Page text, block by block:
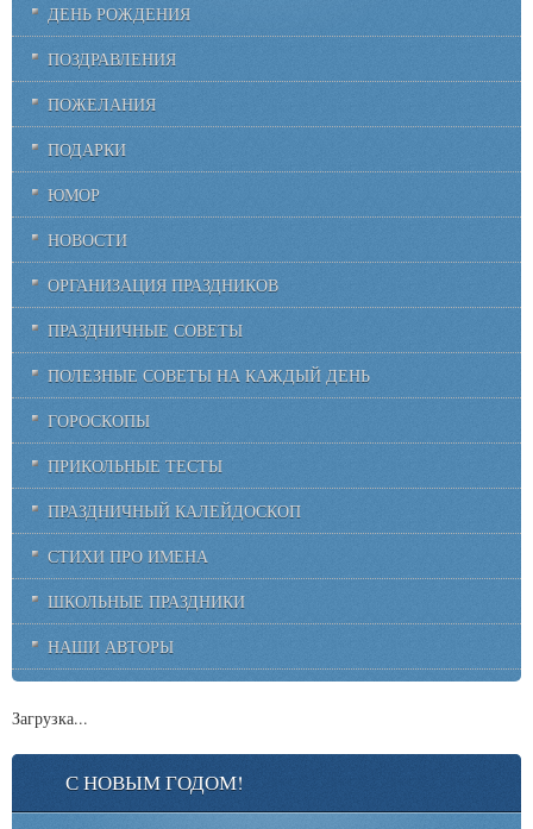
ДЕНЬ РОЖДЕНИЯ
ПОЗДРАВЛЕНИЯ
ПОЖЕЛАНИЯ
ПОДАРКИ
ЮМОР
НОВОСТИ
ОРГАНИЗАЦИЯ ПРАЗДНИКОВ
ПРАЗДНИЧНЫЕ СОВЕТЫ
ПОЛЕЗНЫЕ СОВЕТЫ НА КАЖДЫЙ ДЕНЬ
ГОРОСКОПЫ
ПРИКОЛЬНЫЕ ТЕСТЫ
ПРАЗДНИЧНЫЙ КАЛЕЙДОСКОП
СТИХИ ПРО ИМЕНА
ШКОЛЬНЫЕ ПРАЗДНИКИ
НАШИ АВТОРЫ
Загрузка...
С НОВЫМ ГОДОМ!